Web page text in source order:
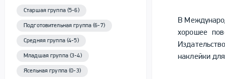
Старшая группа (5-6)
Подготовительная группа (6-7)
Средняя группа (4-5)
Младшая группа (3-4)
Ясельная группа (0-3)
В
хорошее
наклейки